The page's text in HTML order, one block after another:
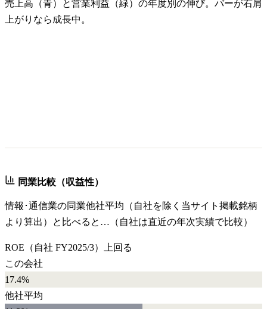
売上高（青）と営業利益（緑）の年度別の伸び。バーが右肩
上がりなら成長中。
同業比較（収益性）
情報･通信業の同業他社平均（自社を除く当サイト掲載銘柄
より算出）と比べると…（自社は直近の年次実績で比較）
ROE （自社 FY2025/3）
上回る
この会社
17.4%
他社平均